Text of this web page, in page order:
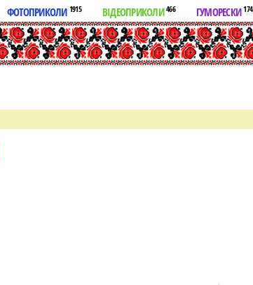
ФОТОПРИКОЛИ 1915 ВІДЕОПРИКОЛИ466 ГУМОРЕСКИ174